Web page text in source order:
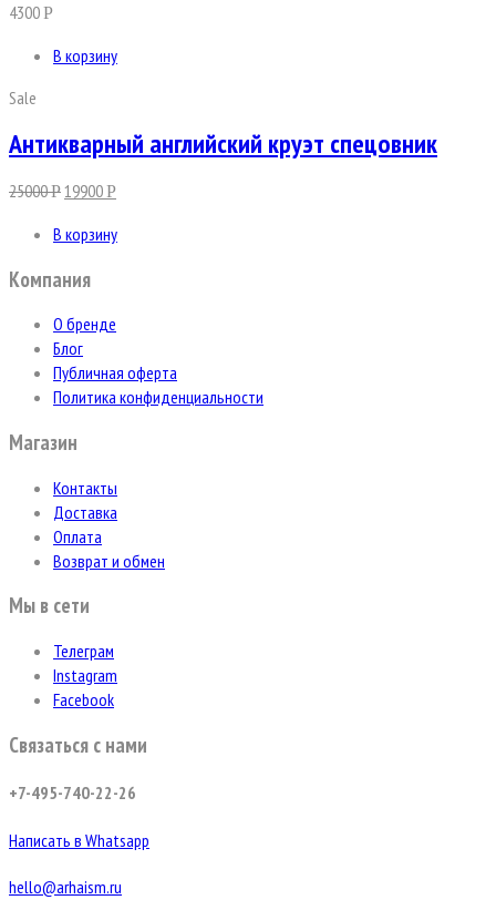
4300Р
В корзину
Sale
Антикварный английский круэт спецовник
25000Р19900Р
В корзину
Компания
О бренде
Блог
Публичная оферта
Политика конфиденциальности
Магазин
Контакты
Доставка
Оплата
Возврат и обмен
Мы в сети
Телеграм
Instagram
Facebook
Связаться с нами
+7-495-740-22-26
Написать в Whatsapp
hello@arhaism.ru